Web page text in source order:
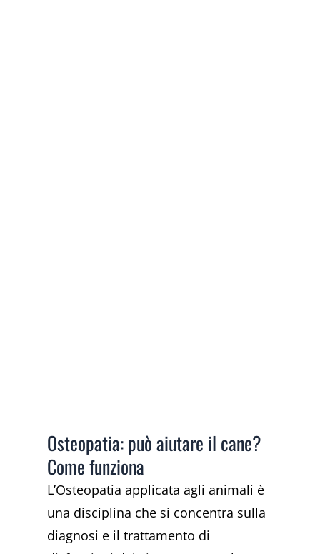
Osteopatia: può aiutare il cane?
Come funziona
L’Osteopatia applicata agli animali è
una disciplina che si concentra sulla
diagnosi e il trattamento di